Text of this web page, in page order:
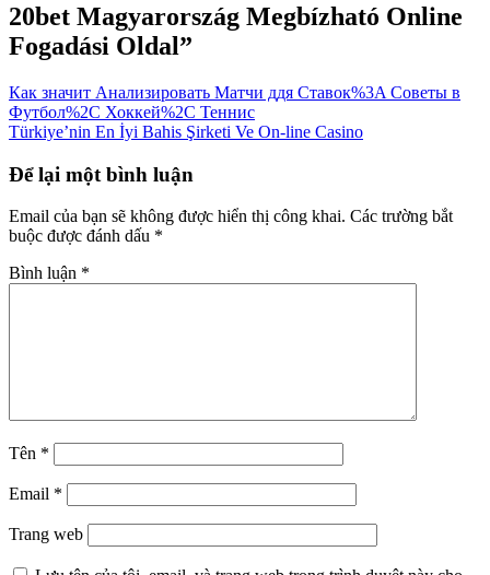
20bet Magyarország Megbízható Online
Fogadási Oldal”
Как значит Анализировать Матчи ддя Ставок%3A Советы в
Футбол%2C Хоккей%2C Теннис
Türkiye’nin En İyi Bahis Şirketi Ve On-line Casino
Để lại một bình luận
Email của bạn sẽ không được hiển thị công khai. Các trường bắt
buộc được đánh dấu *
Bình luận *
Tên *
Email *
Trang web